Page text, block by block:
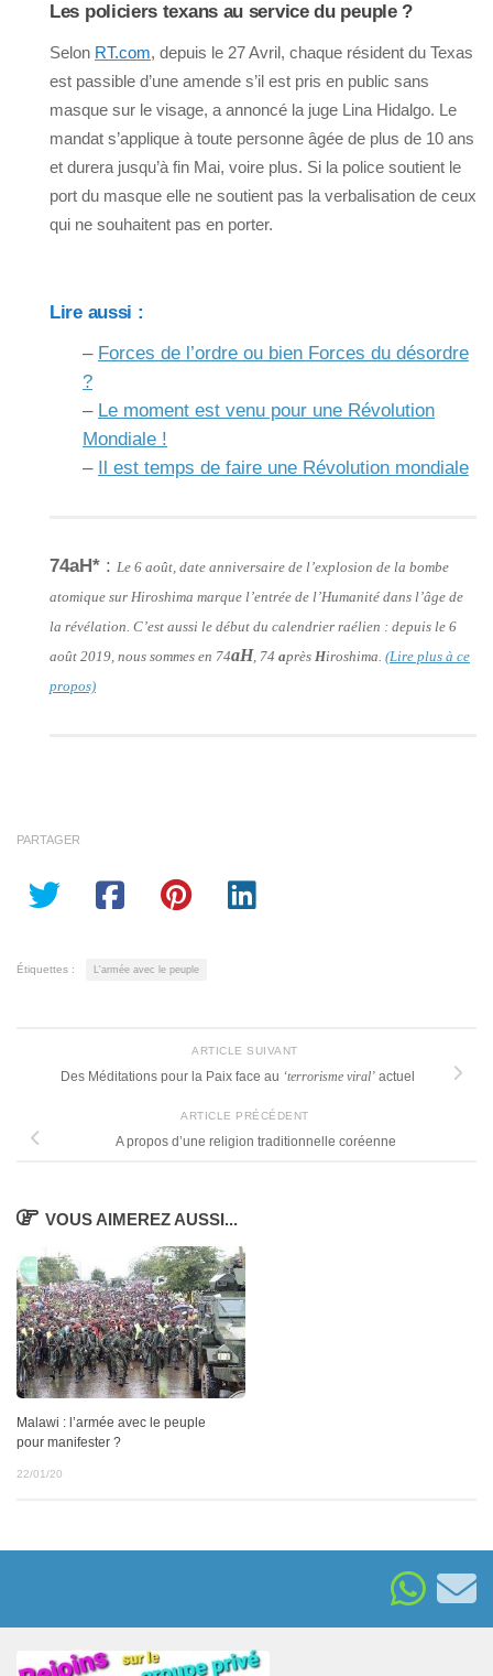
Les policiers texans au service du peuple ?
Selon RT.com, depuis le 27 Avril, chaque résident du Texas
est passible d’une amende s’il est pris en public sans
masque sur le visage, a annoncé la juge Lina Hidalgo. Le
mandat s’applique à toute personne âgée de plus de 10 ans
et durera jusqu’à fin Mai, voire plus. Si la police soutient le
port du masque elle ne soutient pas la verbalisation de ceux
qui ne souhaitent pas en porter.
Lire aussi :
– Forces de l’ordre ou bien Forces du désordre
?
– Le moment est venu pour une Révolution
Mondiale !
–
Il est temps de faire une Révolution mondiale
74aH* : Le 6 août, date anniversaire de l’explosion de la bombe
atomique sur Hiroshima marque l’entrée de l’Humanité dans l’âge de
la révélation. C’est aussi le début du calendrier raélien : depuis le 6
août 2019, nous sommes en 74aH, 74 après Hiroshima. (Lire plus à ce
propos)
PARTAGER
Étiquettes : L'armée avec le peuple
ARTICLE SUIVANT
Des Méditations pour la Paix face au ‘terrorisme viral’ actuel
ARTICLE PRÉCÉDENT
A propos d’une religion traditionnelle coréenne
VOUS AIMEREZ AUSSI...
Malawi : l’armée avec le peuple
pour manifester ?
22/01/20